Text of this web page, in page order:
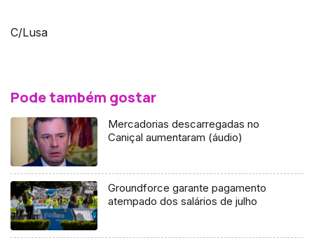
C/Lusa
Pode também gostar
Mercadorias descarregadas no
Caniçal aumentaram (áudio)
Groundforce garante pagamento
atempado dos salários de julho